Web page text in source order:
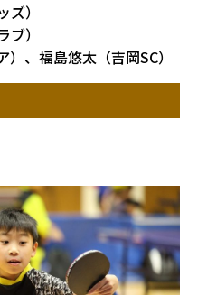
）
）
、福島悠太（吉岡SC）